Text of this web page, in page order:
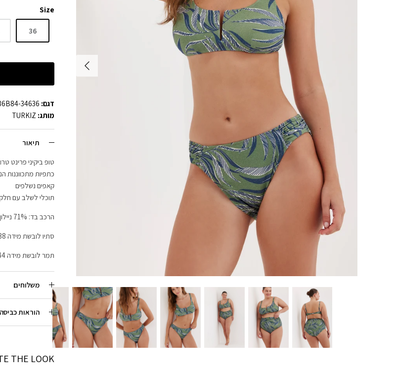
Size
36
דגם: 34636
מותג: TURKIZ
תיאור
טופ ביקיני פרינט
כתפיות מתכווננות
קאפים נשלפים
תוכלי לשלב עם
הרכב בד: 71% ניילון 29% ספנדקס
סתיו לובשת מידה 38, גובה 1.70
תמר לובשת מידה 44, גובה 1.74
משלוחים
הוראות כביסה
THE LOOK